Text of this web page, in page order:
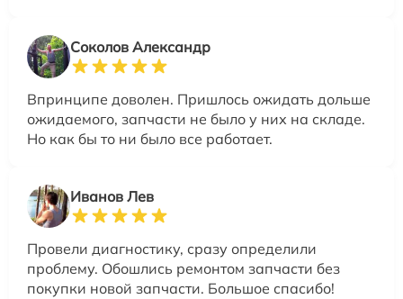
Соколов Александр
Впринципе доволен. Пришлось ожидать дольше
ожидаемого, запчасти не было у них на складе.
Но как бы то ни было все работает.
Иванов Лев
Провели диагностику, сразу определили
проблему. Обошлись ремонтом запчасти без
покупки новой запчасти. Большое спасибо!